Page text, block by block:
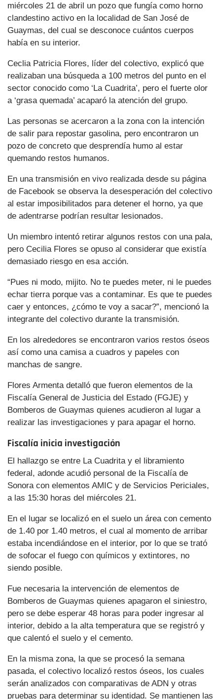
miércoles 21 de abril un pozo que fungía como horno
clandestino activo en la localidad de San José de
Guaymas, del cual se desconoce cuántos cuerpos
había en su interior.
Ceclia Patricia Flores, líder del colectivo, explicó que
realizaban una búsqueda a 100 metros del punto en el
sector conocido como ‘La Cuadrita’, pero el fuerte olor
a ‘grasa quemada’ acaparó la atención del grupo.
Las personas se acercaron a la zona con la intención
de salir para repostar gasolina, pero encontraron un
pozo de concreto que desprendía humo al estar
quemando restos humanos.
En una transmisión en vivo realizada desde su página
de Facebook se observa la desesperación del colectivo
al estar imposibilitados para detener el horno, ya que
de adentrarse podrían resultar lesionados.
Un miembro intentó retirar algunos restos con una pala,
pero Cecilia Flores se opuso al considerar que existía
demasiado riesgo en esa acción.
“Pues ni modo, mijito. No te puedes meter, ni le puedes
echar tierra porque vas a contaminar. Es que te puedes
caer y entonces, ¿cómo te voy a sacar?”, mencionó la
integrante del colectivo durante la transmisión.
En los alrededores se encontraron varios restos óseos
así como una camisa a cuadros y papeles con
manchas de sangre.
Flores Armenta detalló que fueron elementos de la
Fiscalía General de Justicia del Estado (FGJE) y
Bomberos de Guaymas quienes acudieron al lugar a
realizar las investigaciones y para apagar el horno.
Fiscalía inicia investigación
El hallazgo se entre La Cuadrita y el libramiento
federal, adonde acudió personal de la Fiscalía de
Sonora con elementos AMIC y de Servicios Periciales,
a las 15:30 horas del miércoles 21.
En el lugar se localizó en el suelo un área con cemento
de 1.40 por 1.40 metros, el cual al momento de arribar
estaba incendiándose en el interior, por lo que se trató
de sofocar el fuego con químicos y extintores, no
siendo posible.
Fue necesaria la intervención de elementos de
Bomberos de Guaymas quienes apagaron el siniestro,
pero se debe esperar 48 horas para poder ingresar al
interior, debido a la alta temperatura que se registró y
que calentó el suelo y el cemento.
En la misma zona, la que se procesó la semana
pasada, el colectivo localizó restos óseos, los cuales
serán analizados con comparativas de ADN y otras
pruebas para determinar su identidad. Se mantienen las